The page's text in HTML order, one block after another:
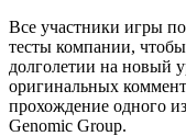
Все участники игры
тесты компании, чтобы
долголетии на новый
оригинальных
прохождение одного
Genomic Group.